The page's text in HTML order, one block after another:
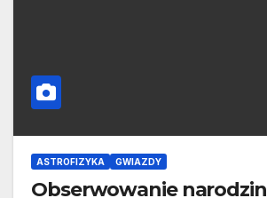
ASTROFIZYKA GWIAZDY
Obserwowanie narodzin